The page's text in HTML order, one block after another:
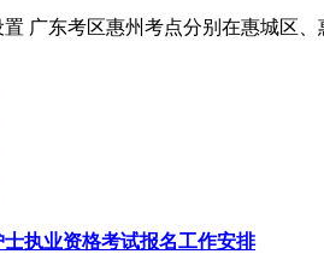
广东考区惠州考点分别在惠城区
士执业资格考试报名工作安排